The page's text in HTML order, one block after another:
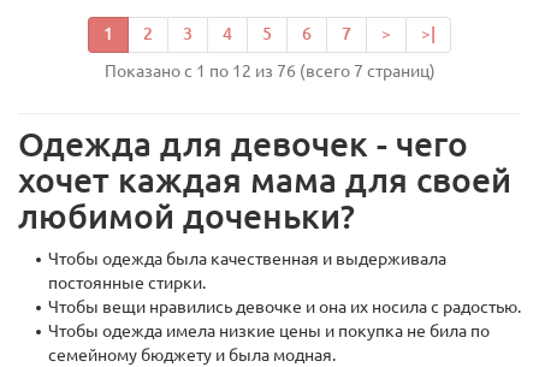
1 2 3 4 5 6 7 >
>|
Показано с 1 по 12 из 76 (всего 7 страниц)
Одежда для девочек - чего
хочет каждая мама для своей
любимой доченьки?
Чтобы одежда была качественная и выдерживала
постоянные стирки.
Чтобы вещи нравились девочке и она их носила с радостью.
Чтобы одежда имела низкие цены и покупка не била по
семейному бюджету и была модная.